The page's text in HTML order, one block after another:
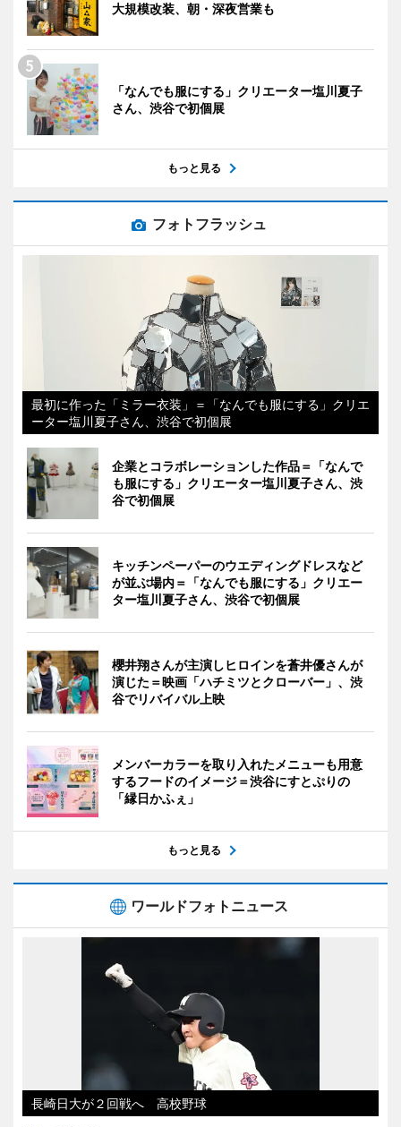
大規模改装、朝・深夜営業も
「なんでも服にする」クリエーター塩川夏子
さん、渋谷で初個展
もっと見る
フォトフラッシュ
最初に作った「ミラー衣装」＝「なんでも服にする」クリエ
ーター塩川夏子さん、渋谷で初個展
企業とコラボレーションした作品＝「なんで
も服にする」クリエーター塩川夏子さん、渋
谷で初個展
キッチンペーパーのウエディングドレスなど
が並ぶ場内＝「なんでも服にする」クリエー
ター塩川夏子さん、渋谷で初個展
櫻井翔さんが主演しヒロインを蒼井優さんが
演じた＝映画「ハチミツとクローバー」、渋
谷でリバイバル上映
メンバーカラーを取り入れたメニューも用意
するフードのイメージ＝渋谷にすとぷりの
「縁日かふぇ」
もっと見る
ワールドフォトニュース
長崎日大が２回戦へ 高校野球